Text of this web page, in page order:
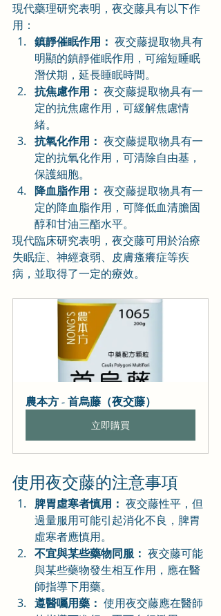
現代藥理研究表明，夜交藤具有以下作
用：
鎮靜催眠作用： 夜交藤提取物具有
明顯的鎮靜催眠作用，可縮短睡眠
潛伏期，延長睡眠時間。
抗焦慮作用： 夜交藤提取物具有一
定的抗焦慮作用，可緩解焦慮情
緒。
抗氧化作用： 夜交藤提取物具有一
定的抗氧化作用，可清除自由基，
保護細胞。
降血脂作用： 夜交藤提取物具有一
定的降血脂作用，可降低血清膽固
醇和甘油三酯水平。
現代臨床研究表明，夜交藤可用於治療
失眠症、神經衰弱、皮膚瘙癢症等疾
病，並取得了一定的療效。
農本方 - 首烏藤（夜交藤）
立即購買
使用夜交藤的注意事項
脾胃虛寒者慎用： 夜交藤性平，但
過量服用可能引起消化不良，脾胃
虛寒者應慎用。
不宜與某些藥物同服： 夜交藤可能
與某些藥物發生相互作用，應在醫
師指導下用藥。
遵醫囑用藥： 使用夜交藤應在醫師